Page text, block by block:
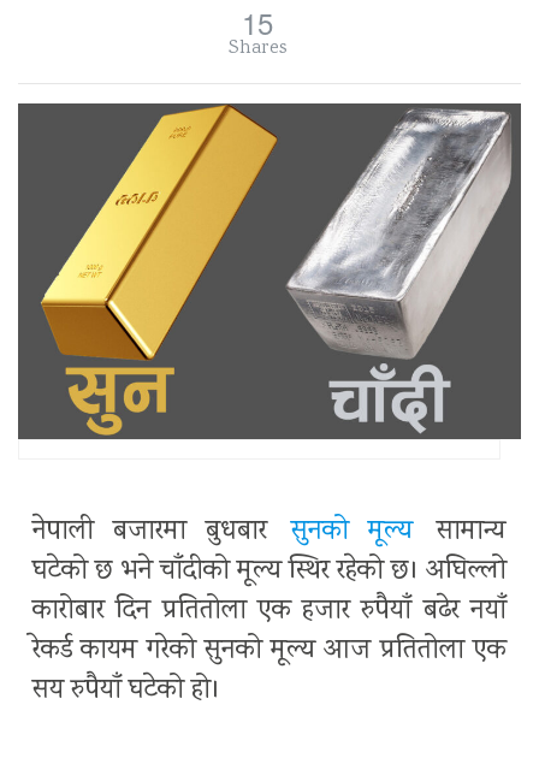
15
Shares
नेपाली बजारमा बुधबार सुनको मूल्य सामान्य
घटेको छ भने चाँदीको मूल्य स्थिर रहेको छ। अघिल्लो
कारोबार दिन प्रतितोला एक हजार रुपैयाँ बढेर नयाँ
रेकर्ड कायम गरेको सुनको मूल्य आज प्रतितोला एक
सय रुपैयाँ घटेको हो।